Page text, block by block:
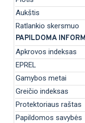
Aukštis
Ratlankio skersmuo
PAPILDOMA
Apkrovos indeksas
EPREL
Gamybos metai
Greičio indeksas
Protektoriaus raštas
Papildomos savybės